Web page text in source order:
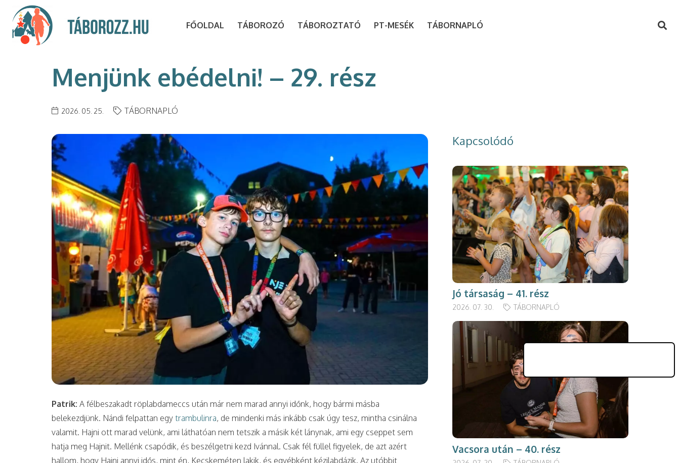
FŐOLDAL TÁBOROZÓ TÁBOROZTATÓ PT-MESÉK TÁBORNAPLÓ
Menjünk ebédelni! – 29. rész
2026. 05. 25. TÁBORNAPLÓ
Patrik: A félbeszakadt röplabdameccs után már nem marad annyi időnk, hogy bármi másba
belekezdjünk. Nándi felpattan egy trambulinra, de mindenki más inkább csak úgy tesz, mintha csinálna
valamit. Hajni ott marad velünk, ami láthatóan nem tetszik a másik két lánynak, ami egy cseppet sem
hatja meg Hajnit. Mellénk csapódik, és beszélgetni kezd Ivánnal. Csak fél füllel figyelek, de azt azért
hallom, hogy Hajni annyi idős, mint én, Kecskeméten lakik, és egyébként kézilabdázik. Az utóbbit
Kapcsolódó
Jó társaság – 41. rész
2026. 07. 30. TÁBORNAPLÓ
Vacsora után – 40. rész